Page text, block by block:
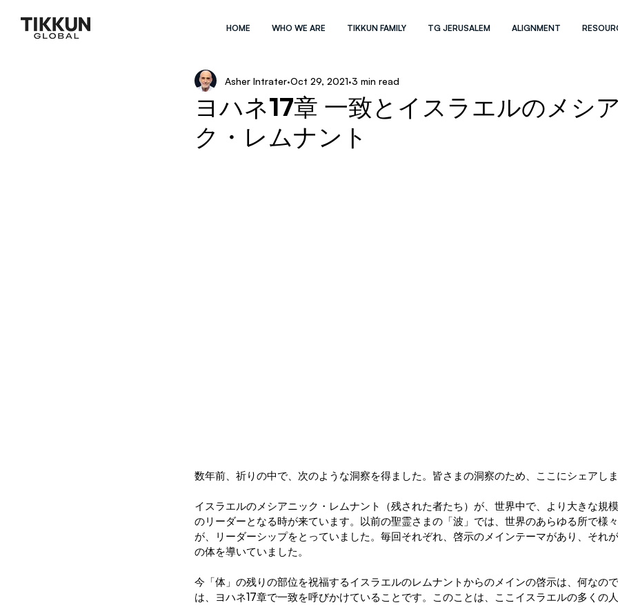
HOME WHO WE ARE TIKKUN FAMILY TG JERUSALEM ALIGNMENT
ヨハネ17章 一致とイスラエルのメシ
ク・レムナント
Asher Intrater Oct 29, 2021 3 min read
数年前、祈りの中で、次のような洞察を得ました。皆さまの洞察のため、ここにシェアしま
イスラエルのメシアニック・レムナント（残された者たち）が、世界中で、より大きな規模
のリーダーとなる時が来ています。以前の聖霊さまの「波」では、世界のあらゆる所で様
が、リーダーシップをとっていました。毎回それぞれ、啓示のメインテーマがあり、それ
の体を導いていました。
今「体」の残りの部位を祝福するイスラエルのレムナントからのメインの啓示は、何なの
は、ヨハネ17章で一致を呼びかけていることです。このことは、ここイスラエルの多くの